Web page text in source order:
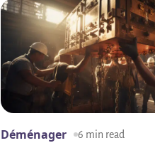
Déménager 6 min read